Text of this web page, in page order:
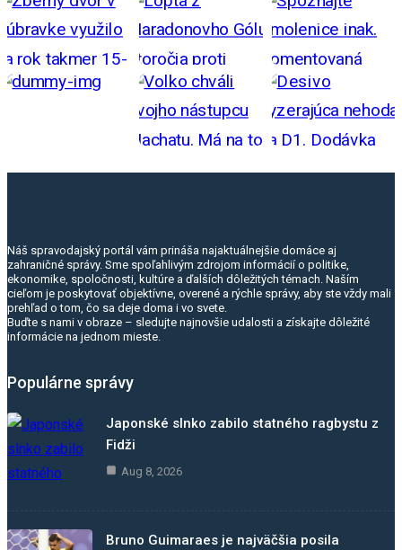
Náš spravodajský portál vám prináša najaktuálnejšie domáce aj
zahraničné správy. Sme spoľahlivým zdrojom informácií o politike,
ekonomike, spoločnosti, kultúre a ďalších dôležitých témach. Naším
cieľom je poskytovať objektívne, overené a rýchle správy, aby ste vždy mali
prehľad o tom, čo sa deje doma i vo svete.
Buďte s nami v obraze – sledujte najnovšie udalosti a získajte dôležité
informácie na jednom mieste.
Populárne správy
Japonské slnko zabilo statného ragbystu z
Fidži
Aug 8, 2026
Bruno Guimaraes je najväčšia posila